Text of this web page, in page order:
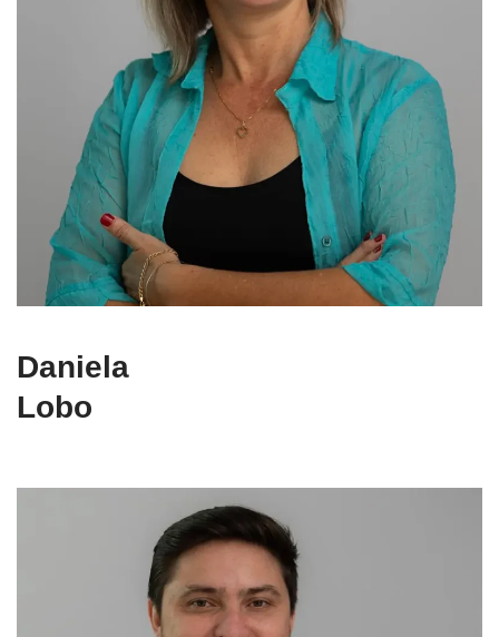
Daniela
Lobo